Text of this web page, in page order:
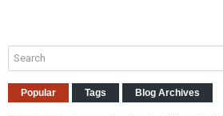
Popular Tags Blog Archives